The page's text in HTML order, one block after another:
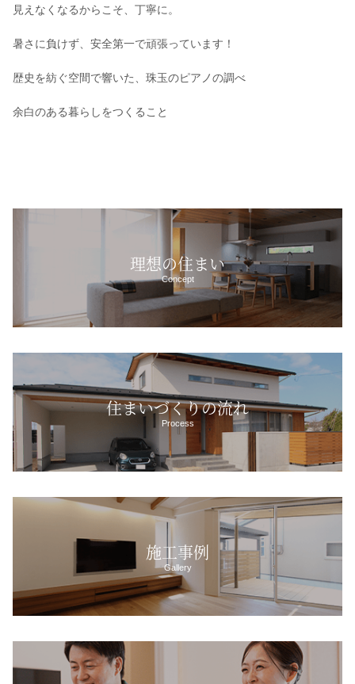
見えなくなるからこそ、丁寧に。
暑さに負けず、安全第一で頑張っています！
歴史を紡ぐ空間で響いた、珠玉のピアノの調べ
余白のある暮らしをつくること
理想の住まい
Concept
住まいづくりの流れ
Process
施工事例
Gallery